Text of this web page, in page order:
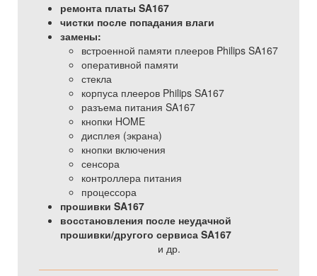
ремонта платы SA167
чистки после попадания влаги
замены:
встроенной памяти плееров Philips SA167
оперативной памяти
стекла
корпуса плееров Philips SA167
разъема питания SA167
кнопки HOME
дисплея (экрана)
кнопки включения
сенсора
контроллера питания
процессора
прошивки SA167
восстановления после неудачной
прошивки/другого сервиса SA167
и др.